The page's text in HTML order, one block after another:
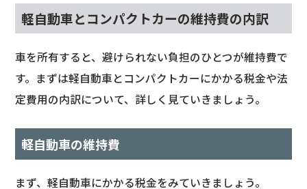
軽自動車とコンパクトカーの維持費の内訳
車を所有すると、避けられない負担のひとつが維持費で
す。まずは軽自動車とコンパクトカーにかかる税金や法
定費用の内訳について、詳しく見ていきましょう。
軽自動車の維持費
まず、軽自動車にかかる税金をみていきましょう。